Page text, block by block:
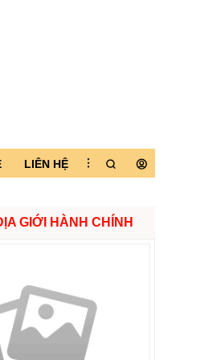
LIÊN HỆ
GIỚI HÀNH CHÍNH